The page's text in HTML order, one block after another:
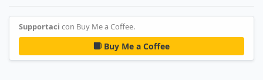
Supportaci con Buy Me a Coffee.
Buy Me a Coffee